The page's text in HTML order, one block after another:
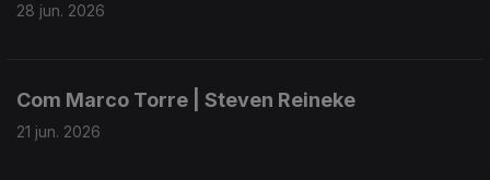
28 jun. 2026
Com Marco Torre | Steven Reineke
21 jun. 2026